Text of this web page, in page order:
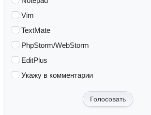
Vim
TextMate
PhpStorm/WebStorm
EditPlus
Укажу в комментарии
Голосовать